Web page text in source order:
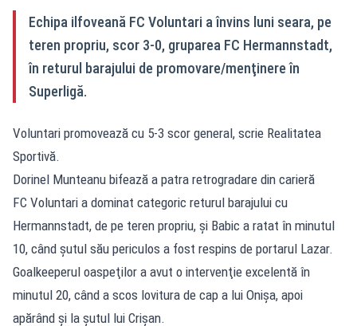
Echipa ilfoveană FC Voluntari a învins luni seara, pe
teren propriu, scor 3-0, gruparea FC Hermannstadt,
în returul barajului de promovare/menţinere în
Superligă.
Voluntari promovează cu 5-3 scor general, scrie Realitatea
Sportivă.
Dorinel Munteanu bifează a patra retrogradare din carieră
FC Voluntari a dominat categoric returul barajului cu
Hermannstadt, de pe teren propriu, şi Babic a ratat în minutul
10, când şutul său periculos a fost respins de portarul Lazar.
Goalkeeperul oaspeţilor a avut o intervenţie excelentă în
minutul 20, când a scos lovitura de cap a lui Onişa, apoi
apărând şi la şutul lui Crişan.